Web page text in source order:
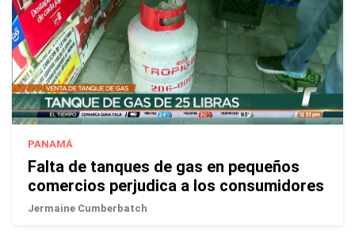
PANAMÁ
Falta de tanques de gas en pequeños
comercios perjudica a los consumidores
Jermaine Cumberbatch